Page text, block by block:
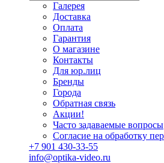
Галерея
Доставка
Оплата
Гарантия
О магазине
Контакты
Для юр.лиц
Бренды
Города
Обратная связь
Акции!
Часто задаваемые вопросы
Согласие на обработку
+7 901 430-33-55
info@optika-video.ru